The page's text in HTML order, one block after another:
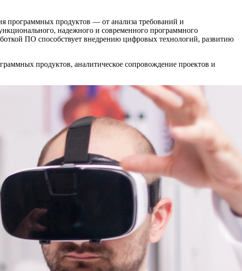
программных продуктов — от анализа требований и
надежного и современного программного
ПО способствует внедрению цифровых технологий, развитию
продуктов, аналитическое сопровождение проектов и